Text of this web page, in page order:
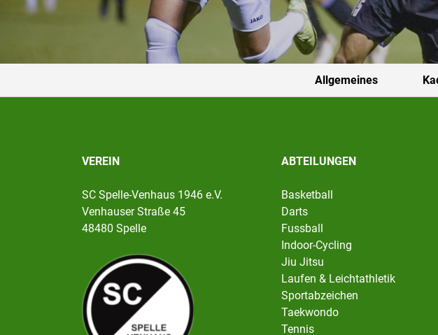
Allgemeines
VEREIN
SC Spelle-Venhaus 1946 e.V.
Venhauser Straße 45
48480 Spelle
ABTEILUNGEN
Basketball
Darts
Fussball
Indoor-Cycling
Jiu Jitsu
Laufen & Leichtathletik
Sportabzeichen
Taekwondo
Tennis